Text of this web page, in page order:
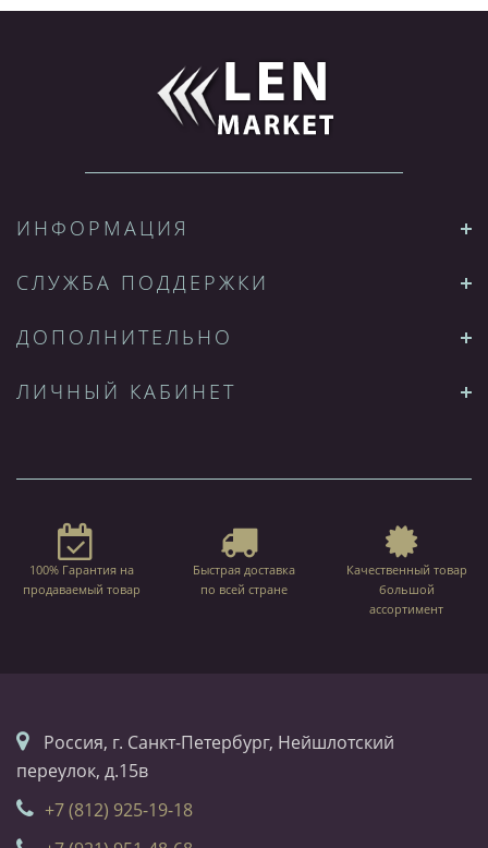
ИНФОРМАЦИЯ
СЛУЖБА ПОДДЕРЖКИ
ДОПОЛНИТЕЛЬНО
ЛИЧНЫЙ КАБИНЕТ
100% Гарантия на
продаваемый товар
Быстрая доставка
по всей стране
Качественный товар
большой
ассортимент
Россия, г. Санкт-Петербург, Нейшлотский
переулок, д.15в
+7 (812) 925-19-18